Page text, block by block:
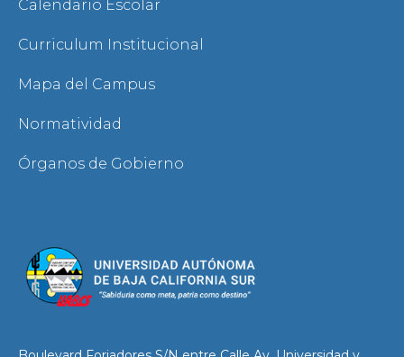
Calendario Escolar
Curriculum Institucional
Mapa del Campus
Normatividad
Órganos de Gobierno